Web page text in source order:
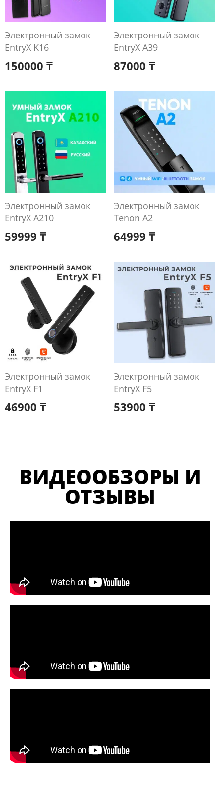
Электронный замок
EntryX K16
150000 ₸
Электронный замок
EntryX A39
87000 ₸
Электронный замок
EntryX A210
59999 ₸
Электронный замок
Tenon A2
64999 ₸
Электронный замок
EntryX F1
46900 ₸
Электронный замок
EntryX F5
53900 ₸
ВИДЕООБЗОРЫ И
ОТЗЫВЫ